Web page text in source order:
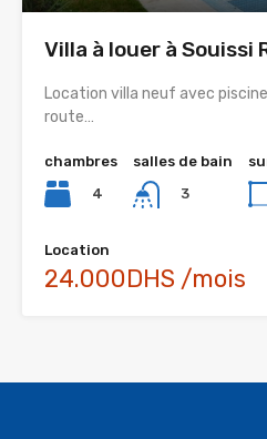
Villa à louer à Souissi
Location villa neuf avec
route…
chambres
4
salles de bain
3
Location
24.000DHS /mois